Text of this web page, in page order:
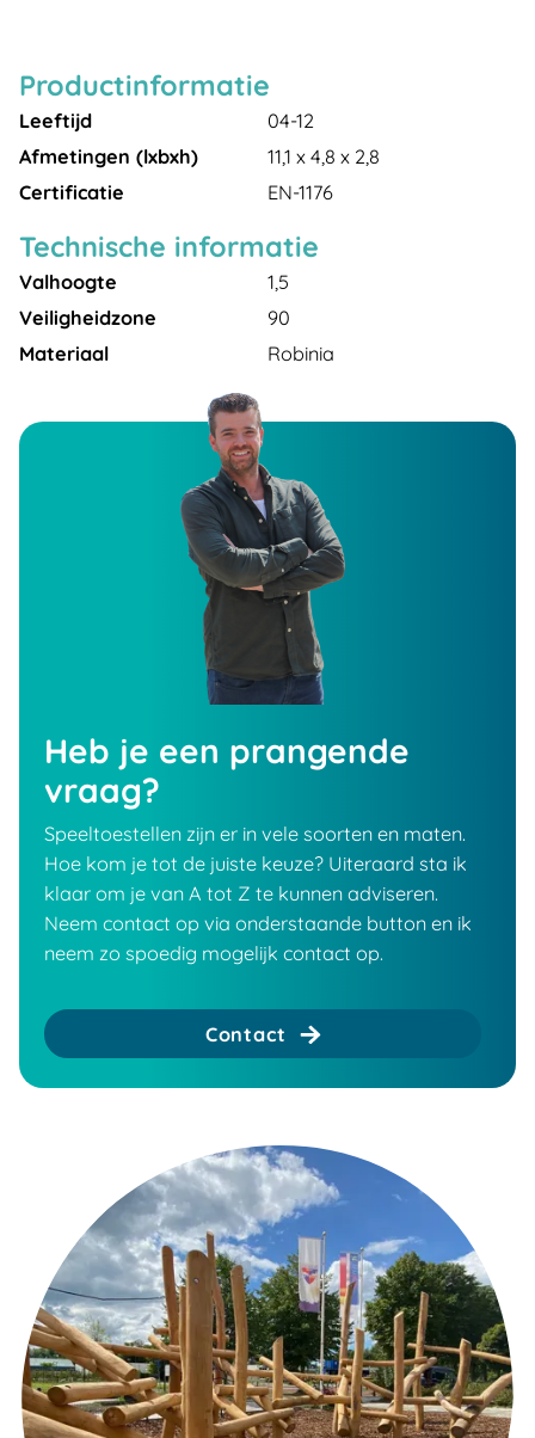
Productinformatie
Leeftijd
04-12
Afmetingen (lxbxh)
11,1 x 4,8 x 2,8
Certificatie
EN-1176
Technische informatie
Valhoogte
1,5
Veiligheidzone
90
Materiaal
Robinia
Heb je een prangende
vraag?
Speeltoestellen zijn er in vele soorten en maten.
Hoe kom je tot de juiste keuze? Uiteraard sta ik
klaar om je van A tot Z te kunnen adviseren.
Neem contact op via onderstaande button en ik
neem zo spoedig mogelijk contact op.
Contact